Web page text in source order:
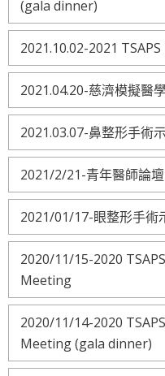
(gala dinner)
2021.10.02-2021
2021.04.20-慈濟模擬醫
2021.03.07-鼻整形手術
2021/2/21-青年醫師論
2021/01/17-眼整形手術
2020/11/15-2020
Meeting
2020/11/14-2020
Meeting (gala dinner)